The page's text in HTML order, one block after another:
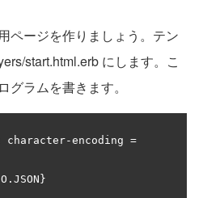
ページを作りましょう。テン
start.html.erb にします。こ
グラムを書きます。
-encoding =
. JSON }